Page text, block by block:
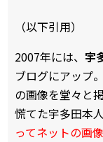
（以下引用）
2007年には、 宇
ブログにアップ
の画像を堂々と
慌てた宇多田本
ってネットの画